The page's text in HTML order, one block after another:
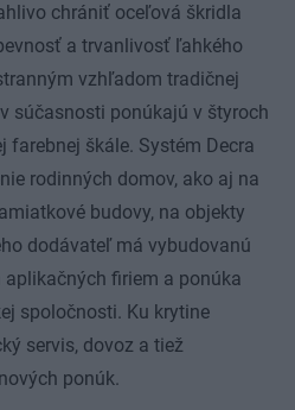
chrániť oceľová škridla
a trvanlivosť ľahkého
vzhľadom tradičnej
súčasnosti ponúkajú v štyroch
farebnej škále. Systém Decra
rodinných domov, ako aj na
budovy, na objekty
dodávateľ má vybudovanú
firiem a ponúka
spoločnosti. Ku krytine
servis, dovoz a tiež
ponúk.